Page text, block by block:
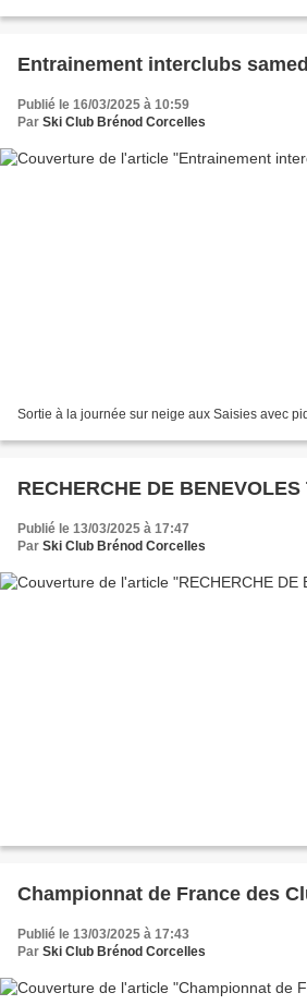
Entrainement interclubs
Publié le 16/03/2025 à 10:59
Par Ski Club Brénod Corcelles
Sortie à la journée sur neige aux Saisies avec
RECHERCHE DE
Publié le 13/03/2025 à 17:47
Par Ski Club Brénod Corcelles
Championnat de France des
Publié le 13/03/2025 à 17:43
Par Ski Club Brénod Corcelles